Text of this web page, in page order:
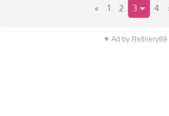
« 1 2 3 4
▼ Ad by Refinery89